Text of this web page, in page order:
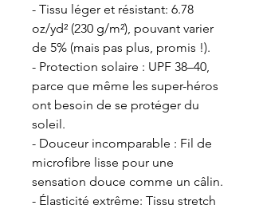
- Tissu léger et résistant: 6.78
oz/yd² (230 g/m²), pouvant varier
de 5% (mais pas plus, promis !).
- Protection solaire : UPF 38–40,
parce que même les super-héros
ont besoin de se protéger du
soleil.
- Douceur incomparable : Fil de
microfibre lisse pour une
sensation douce comme un câlin.
- Élasticité extrême: Tissu stretch